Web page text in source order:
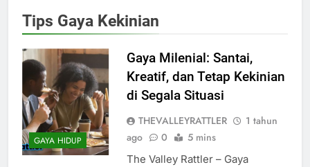
Tips Gaya Kekinian
GAYA HIDUP
Gaya Milenial: Santai,
Kreatif, dan Tetap Kekinian
di Segala Situasi
THEVALLEYRATTLER
1 tahun
ago
0 5 mins
The Valley Rattler – Gaya